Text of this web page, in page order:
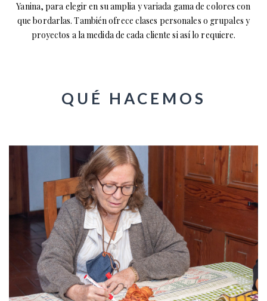
Yanina, para elegir en su amplia y variada gama de colores con
que bordarlas. También ofrece clases personales o grupales y
proyectos a la medida de cada cliente si así lo requiere.
QUÉ HACEMOS